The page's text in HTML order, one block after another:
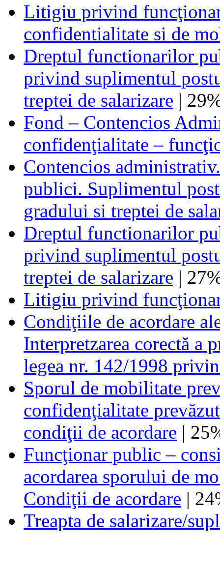
Litigiu privind
confidentialitate si de
Dreptul functionarilor
privind suplimentul
treptei de salarizare |
Fond – Contencios
confidenţialitate –
Contencios
publici. Suplimentul
gradului si treptei de
Dreptul functionarilor
privind suplimentul
treptei de salarizare |
Litigiu privind
Condiţiile de acordare
Interpretzarea corectă a
legea nr. 142/1998
Sporul de mobilitate
confidenţialitate
condiţii de acordare |
Funcţionar public –
acordarea sporului de
Condiţii de acordare |
Treapta de salarizare/